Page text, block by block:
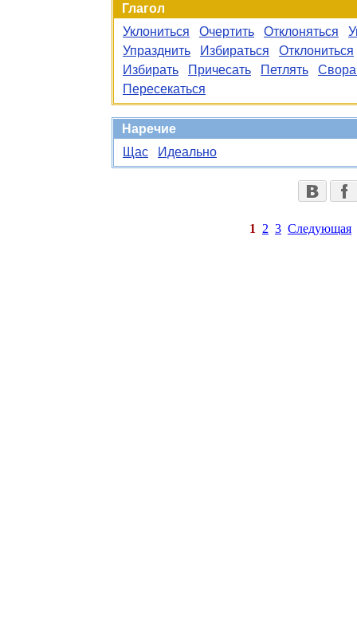
Глагол
Уклониться
Очертить Отклоняться
Упразднить
Избираться
Отклониться
Избирать
Причесать Петлять
Пересекаться
Наречие
Щас
Идеально
1 2 3 Следующая